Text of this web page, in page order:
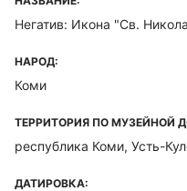
Негатив: Икона "Св.
НАРОД:
Коми
ТЕРРИТОРИЯ ПО МУЗЕЙНОЙ
республика Коми, Усть-
ДАТИРОВКА: